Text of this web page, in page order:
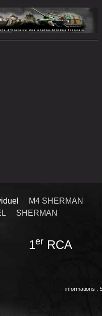
M4 SHERMAN
SHERMAN
1erRCA
informations :